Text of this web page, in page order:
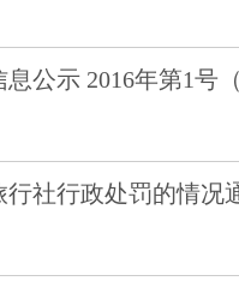
公示 2016年第1号（
社行政处罚的情况